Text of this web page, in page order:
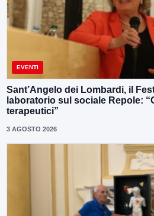
EVENTI
Sant’Angelo dei Lombardi, il
laboratorio sul sociale Repole:
terapeutici”
3 AGOSTO 2026